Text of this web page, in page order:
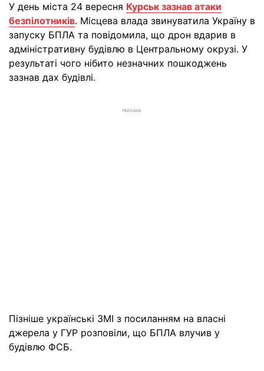
У день міста 24 вересня Курськ зазнав атаки
безпілотників. Місцева влада звинуватила Україну в
запуску БПЛА та повідомила, що дрон вдарив в
адміністративну будівлю в Центральному окрузі. У
результаті чого нібито незначних пошкоджень
зазнав дах будівлі.
РЕКЛАМА
Пізніше українські ЗМІ з посиланням на власні
джерела у ГУР розповіли, що БПЛА влучив у
будівлю ФСБ.